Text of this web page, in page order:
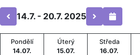
14.7. - 20.7. 2025
Pondělí
14.07.
Úterý
15.07.
Středa
16.07.